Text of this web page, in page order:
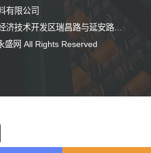
有限公司
公司地址：河南省许昌市经济技术开发区瑞昌路与延安路交叉口向西200米路北008号许昌泷阳实业有限公司院内南侧厂房西部1栋101室
网 All Rights Reserved